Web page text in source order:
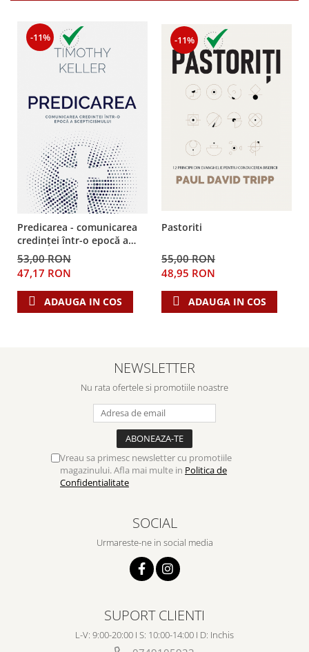
-11%
Predicarea - comunicarea
credinţei într-o epocă a
scepticismului
53,00 RON
47,17 RON
ADAUGA IN COS
-11%
Pastoriti
55,00 RON
48,95 RON
ADAUGA IN COS
NEWSLETTER
Nu rata ofertele si promotiile noastre
Vreau sa primesc newsletter cu promotiile
magazinului. Afla mai multe in Politica de
Confidentialitate
SOCIAL
Urmareste-ne in social media
SUPORT CLIENTI
L-V: 9:00-20:00 I S: 10:00-14:00 I D: Inchis